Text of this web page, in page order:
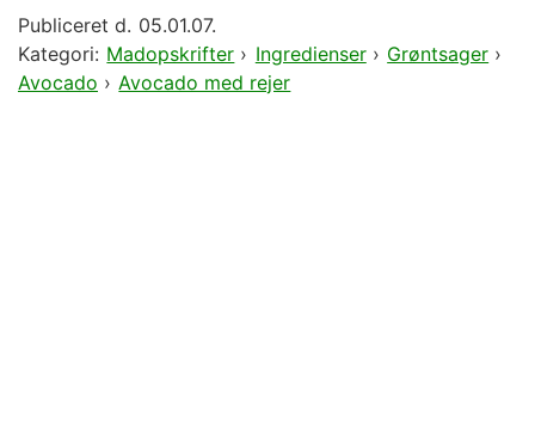
Publiceret d. 05.01.07.
Kategori: Madopskrifter › Ingredienser› Grøntsager ›
Avocado › Avocado med rejer